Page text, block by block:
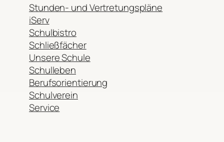
Stunden- und Vertretungspläne
iServ
Schulbistro
Schließfächer
Unsere Schule
Schulleben
Berufsorientierung
Schulverein
Service